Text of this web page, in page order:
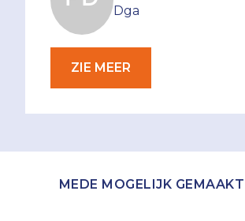
Dga
ZIE MEER
MEDE MOGELIJK